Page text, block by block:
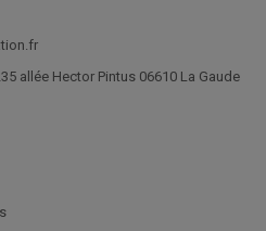
allée Hector Pintus 06610 La Gaude